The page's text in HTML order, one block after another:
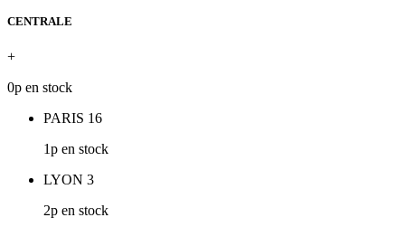
CENTRALE
+
0p en stock
PARIS 16
1p en stock
LYON 3
2p en stock